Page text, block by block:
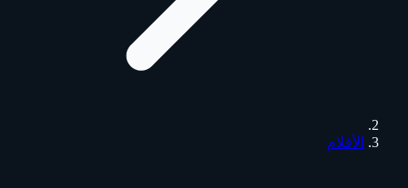
الأفلام